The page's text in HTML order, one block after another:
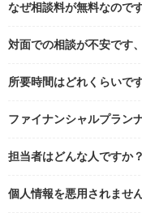
なぜ相談料が無料なので
対面での相談が不安です
所要時間はどれくらいで
ファイナンシャルプラン
担当者はどんな人ですか？
個人情報を悪用されませ